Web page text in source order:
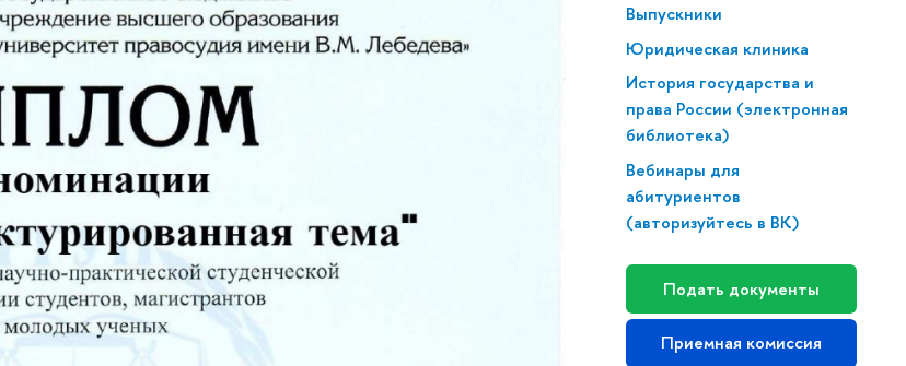
Выпускники
Юридическая клиника
История государства и
права России (электронная
библиотека)
Вебинары для
абитуриентов
(авторизуйтесь в ВК)
Подать документы
Приемная комиссия